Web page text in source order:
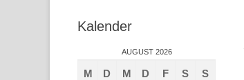
Kalender
AUGUST 2026
M D M D F S S